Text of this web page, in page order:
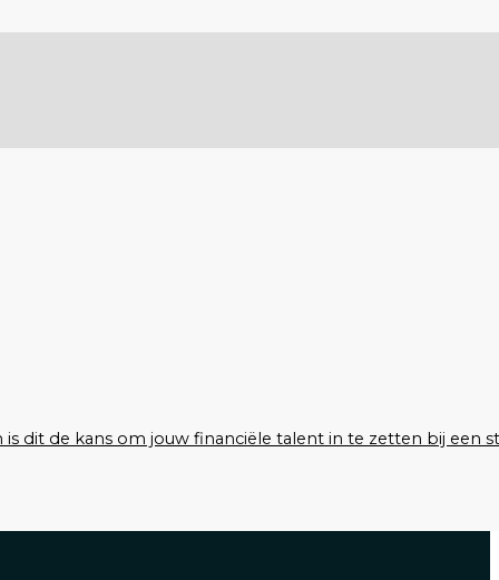
dit de kans om jouw financiële talent in te zetten bij een